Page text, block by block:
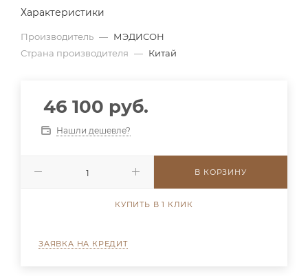
Характеристики
Производитель — МЭДИСОН
Страна производителя — Китай
46 100 руб.
Нашли дешевле?
В КОРЗИНУ
КУПИТЬ В 1 КЛИК
ЗАЯВКА НА КРЕДИТ